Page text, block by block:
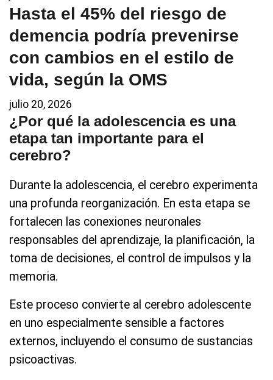
Hasta el 45% del riesgo de
demencia podría prevenirse
con cambios en el estilo de
vida, según la OMS
julio 20, 2026
¿Por qué la adolescencia es una
etapa tan importante para el
cerebro?
Durante la adolescencia, el cerebro experimenta
una profunda reorganización. En esta etapa se
fortalecen las conexiones neuronales
responsables del aprendizaje, la planificación, la
toma de decisiones, el control de impulsos y la
memoria.
Este proceso convierte al cerebro adolescente
en uno especialmente sensible a factores
externos, incluyendo el consumo de sustancias
psicoactivas.